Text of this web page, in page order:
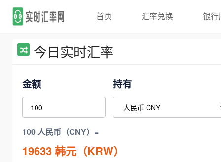
首页 汇率兑换 银行
今日实时汇率
金额 持有
100 人民币（CNY）=
19633韩元（KRW）